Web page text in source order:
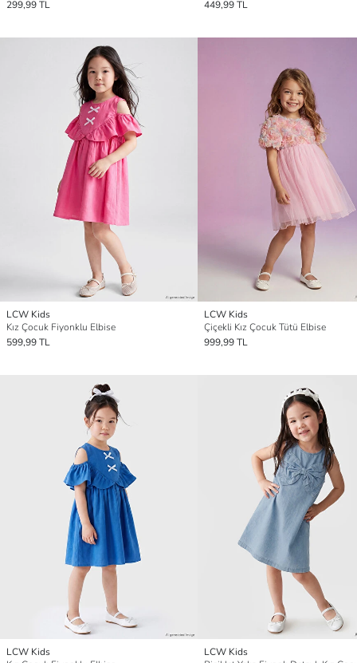
299,99 TL 449,99 TL
LCW Kids
Kız Çocuk Fiyonklu Elbise
599,99 TL
LCW Kids
Çiçekli Kız Çocuk Tütü Elbise
999,99 TL
LCW Kids
LCW Kids